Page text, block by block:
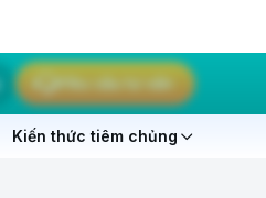
Yêu cầu tư vấn
Kiến thức tiêm chủng